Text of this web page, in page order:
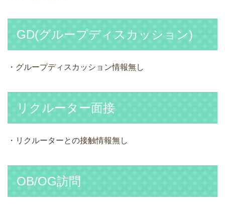
GD(グループディスカッション)
・グループディスカッション情報無し
リクルーター面接
・リクルーターとの接触情報無し
OB/OG訪問